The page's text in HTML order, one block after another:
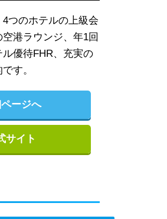
つのホテルの上級会
港ラウンジ、年1回
優待FHR、充実の
す。
ージへ
サイト